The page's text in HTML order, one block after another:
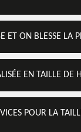
ET ON BLESSE LA
EN TAILLE DE
POUR LA